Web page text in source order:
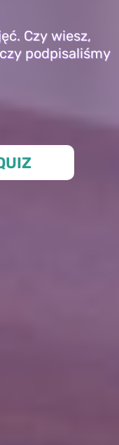
Czy wiesz,
podpisaliśmy